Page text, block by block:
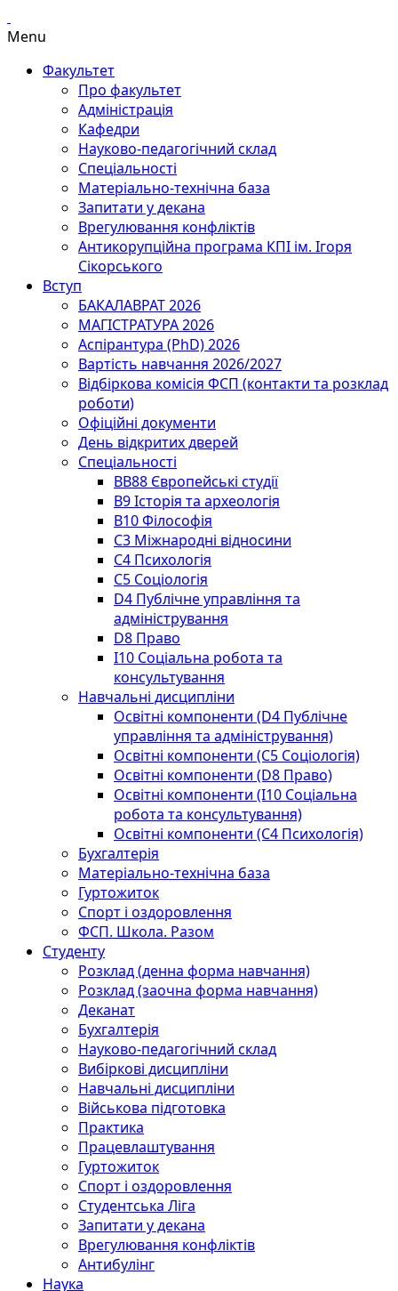
Menu
Факультет
Про факультет
Адміністрація
Кафедри
Науково-педагогічний склад
Спеціальності
Матеріально-технічна база
Запитати у декана
Врегулювання конфліктів
Антикорупційна програма КПІ ім. Ігоря
Сікорського
Вступ
БАКАЛАВРАТ 2026
МАГІСТРАТУРА 2026
Аспірантура (PhD) 2026
Вартість навчання 2026/2027
Відбіркова комісія ФСП (контакти та розклад
роботи)
Офіційні документи
День відкритих дверей
Спеціальності
BВ88 Європейські студії
B9 Історія та археологія
B10 Філософія
C3 Міжнародні відносини
C4 Психологія
С5 Соціологія
D4 Публічне управління та
адміністрування
D8 Право
I10 Соціальна робота та
консультування
Навчальні дисципліни
Освітні компоненти (D4 Публічне
управління та адміністрування)
Освітні компоненти (С5 Соціологія)
Освітні компоненти (D8 Право)
Освітні компоненти (I10 Соціальна
робота та консультування)
Освітні компоненти (С4 Психологія)
Бухгалтерія
Матеріально-технічна база
Гуртожиток
Спорт і оздоровлення
ФСП. Школа. Разом
Студенту
Розклад (денна форма навчання)
Розклад (заочна форма навчання)
Деканат
Бухгалтерія
Науково-педагогічний склад
Вибіркові дисципліни
Навчальні дисципліни
Військова підготовка
Практика
Працевлаштування
Гуртожиток
Спорт і оздоровлення
Студентська Ліга
Запитати у декана
Врегулювання конфліктів
Антибулінг
Наука